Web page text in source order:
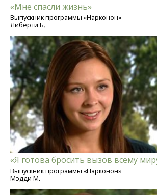
«Мне спасли жизнь»
Выпускник программы «Нарконон»
Либерти Б.
«Я готова бросить вызов всему
Выпускник программы «Нарконон»
Мэдди М.